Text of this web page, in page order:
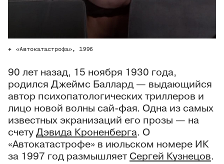
«Автокатастрофа», 1996
90 лет назад, 15 ноября 1930 года,
родился Джеймс Баллард — выдающийся
автор психопатологических триллеров и
лицо новой волны сай-фая. Одна из самых
известных экранизаций его прозы — на
счетуДэвида Кроненберга. О
«Автокатастрофе» в июльском номере ИК
за 1997 год размышляет Сергей Кузнецов.